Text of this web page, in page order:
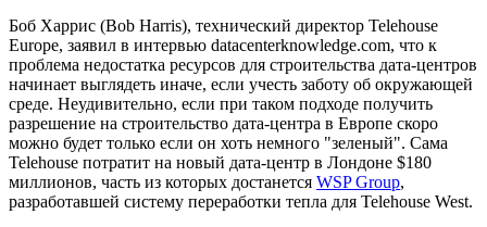
Боб Харрис (Bob Harris), технический директор Telehouse
Europe, заявил в интервью datacenterknowledge.com, что к
проблема недостатка ресурсов для строительства дата-центров
начинает выглядеть иначе, если учесть заботу об окружающей
среде. Неудивительно, если при таком подходе получить
разрешение на строительство дата-центра в Европе скоро
можно будет только если он хоть немного "зеленый". Сама
Telehouse потратит на новый дата-центр в Лондоне $180
миллионов, часть из которых достанется WSP Group,
разработавшей систему переработки тепла для Telehouse West.